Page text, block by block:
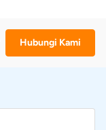
Hubungi Kami